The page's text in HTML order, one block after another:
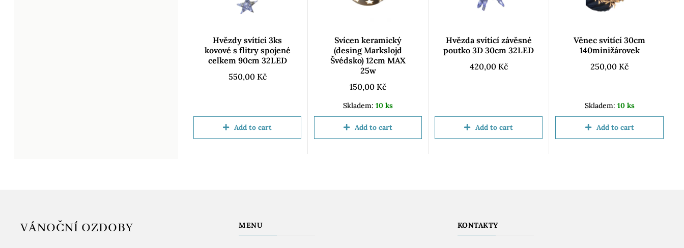
Hvězdy svítící 3ks
kovové s flitry spojené
celkem 90cm 32LED
550,00 Kč
Add to cart
Svícen keramický
(desing Markslojd
Švédsko) 12cm MAX
25w
150,00 Kč
Skladem: 10 ks
Add to cart
Hvězda svítící závěsné
poutko 3D 30cm 32LED
420,00 Kč
Add to cart
Věnec svítící 30cm
140minižárovek
250,00 Kč
Skladem: 10 ks
Add to cart
VÁNOČNÍ OZDOBY MENU KONTAKTY